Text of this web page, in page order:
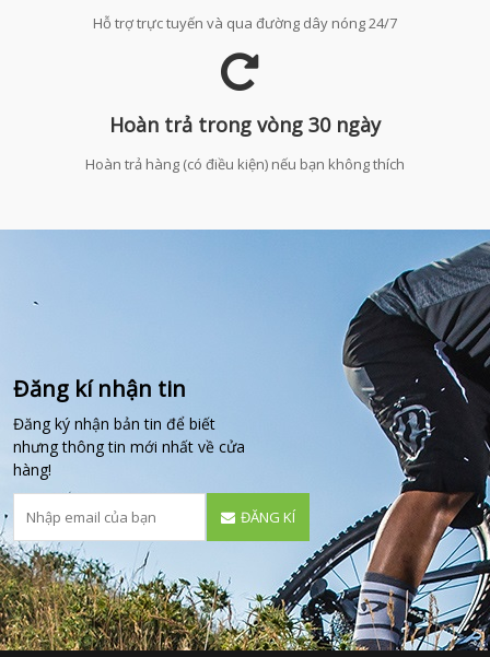
Hỗ trợ trực tuyến và qua đường dây nóng 24/7
Hoàn trả trong vòng 30 ngày
Hoàn trả hàng (có điều kiện) nếu bạn không thích
Đăng kí nhận tin
Đăng ký nhận bản tin để biết
nhưng thông tin mới nhất về cửa
hàng!
ĐĂNG KÍ